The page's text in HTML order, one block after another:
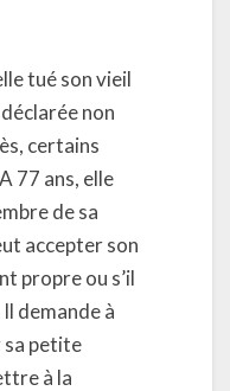
tué son vieil
non
certains
77 ans, elle
de sa
accepter son
propre ou s’il
demande à
sa petite
à la